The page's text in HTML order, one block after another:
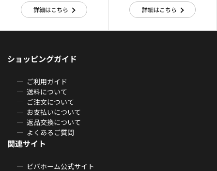
詳細はこちら 詳細はこちら
ショッピングガイド
ご利用ガイド
送料について
ご注文について
お支払いについて
返品交換について
よくあるご質問
関連サイト
ビバホーム公式サイト